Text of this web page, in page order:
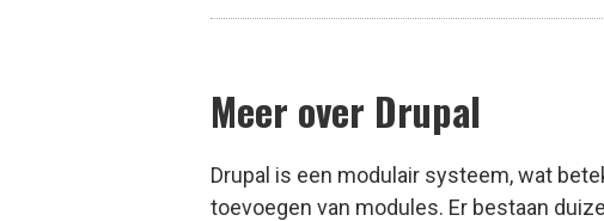
Meer over Drupal
Drupal is een modulair systeem, wat
toevoegen van modules. Er bestaan